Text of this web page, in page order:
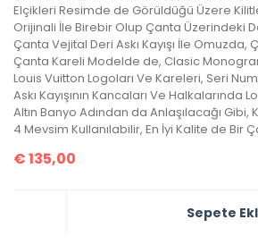
Elçikleri Resimde de Görüldüğü Üzere
4 Mevsim Kullanılabilir, En İyi Kalite de Bir
€135,00
Sepete